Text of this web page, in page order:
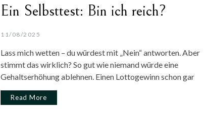
Ein Selbsttest: Bin ich reich?
11/08/2025
Lass mich wetten – du würdest mit „Nein“ antworten. Aber
stimmt das wirklich? So gut wie niemand würde eine
Gehaltserhöhung ablehnen. Einen Lottogewinn schon gar
Read More